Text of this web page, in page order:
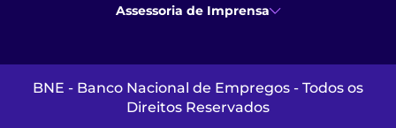
Assessoria de Imprensa
(41) 9 9102-1413
BNE - Banco Nacional de Empregos - Todos os
Direitos Reservados